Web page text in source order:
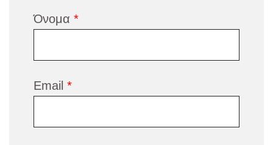
Όνομα *
Email *